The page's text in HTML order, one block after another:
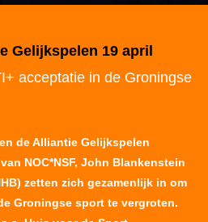
Gelijkspelen 19 april
acceptatie in de Groningse
de Alliantie Gelijkspelen
NOC*NSF, John Blankenstein
zetten zich gezamenlijk in om
Groningse sport te vergroten.